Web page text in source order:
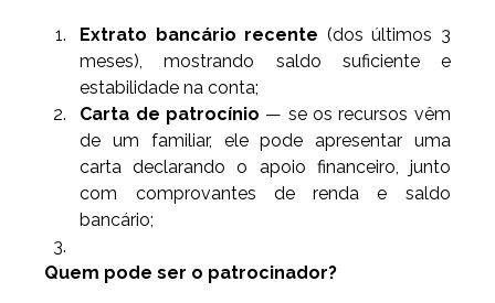
Extrato bancário recente (dos últimos 3
meses), mostrando saldo suficiente e
estabilidade na conta;
Carta de patrocínio — se os recursos vêm
de um familiar, ele pode apresentar uma
carta declarando o apoio financeiro, junto
com comprovantes de renda e saldo
bancário;
Quem pode ser o patrocinador?